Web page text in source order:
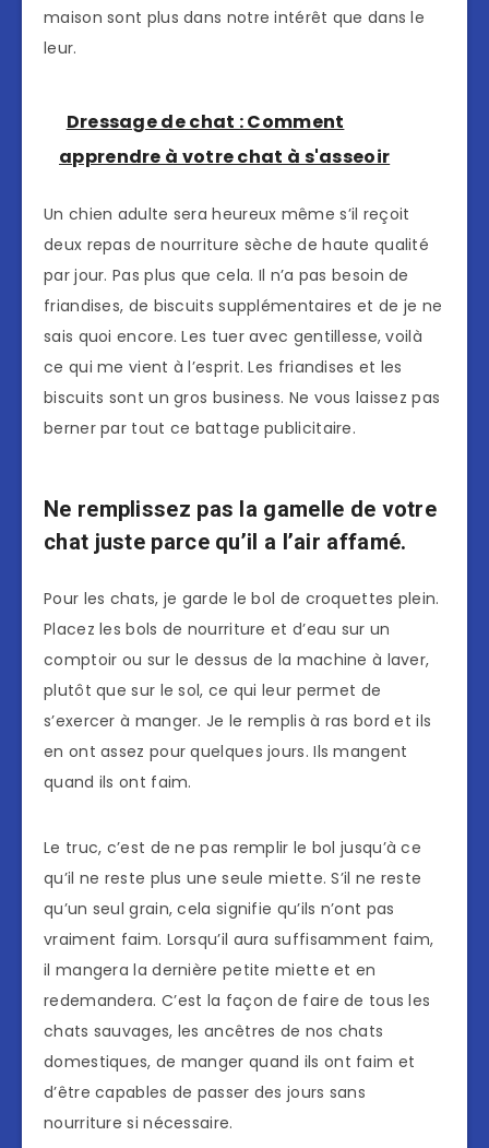
maison sont plus dans notre intérêt que dans le
leur.
Dressage de chat : Comment
apprendre à votre chat à s'asseoir
Un chien adulte sera heureux même s’il reçoit
deux repas de nourriture sèche de haute qualité
par jour. Pas plus que cela. Il n’a pas besoin de
friandises, de biscuits supplémentaires et de je ne
sais quoi encore. Les tuer avec gentillesse, voilà
ce qui me vient à l’esprit. Les friandises et les
biscuits sont un gros business. Ne vous laissez pas
berner par tout ce battage publicitaire.
Ne remplissez pas la gamelle de votre
chat juste parce qu’il a l’air affamé.
Pour les chats, je garde le bol de croquettes plein.
Placez les bols de nourriture et d’eau sur un
comptoir ou sur le dessus de la machine à laver,
plutôt que sur le sol, ce qui leur permet de
s’exercer à manger. Je le remplis à ras bord et ils
en ont assez pour quelques jours. Ils mangent
quand ils ont faim.
Le truc, c’est de ne pas remplir le bol jusqu’à ce
qu’il ne reste plus une seule miette. S’il ne reste
qu’un seul grain, cela signifie qu’ils n’ont pas
vraiment faim. Lorsqu’il aura suffisamment faim,
il mangera la dernière petite miette et en
redemandera. C’est la façon de faire de tous les
chats sauvages, les ancêtres de nos chats
domestiques, de manger quand ils ont faim et
d’être capables de passer des jours sans
nourriture si nécessaire.